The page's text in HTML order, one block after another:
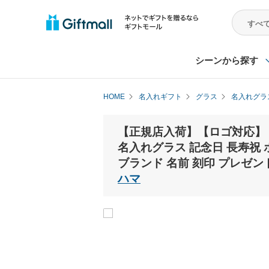
シーンから探す
HOME 名入れギフト グラス 名入れグラ
【正規店入荷】【ロゴ対応
名入れグラス 記念日 長寿祝
ブランド 名前 刻印 プレゼ
ハマ